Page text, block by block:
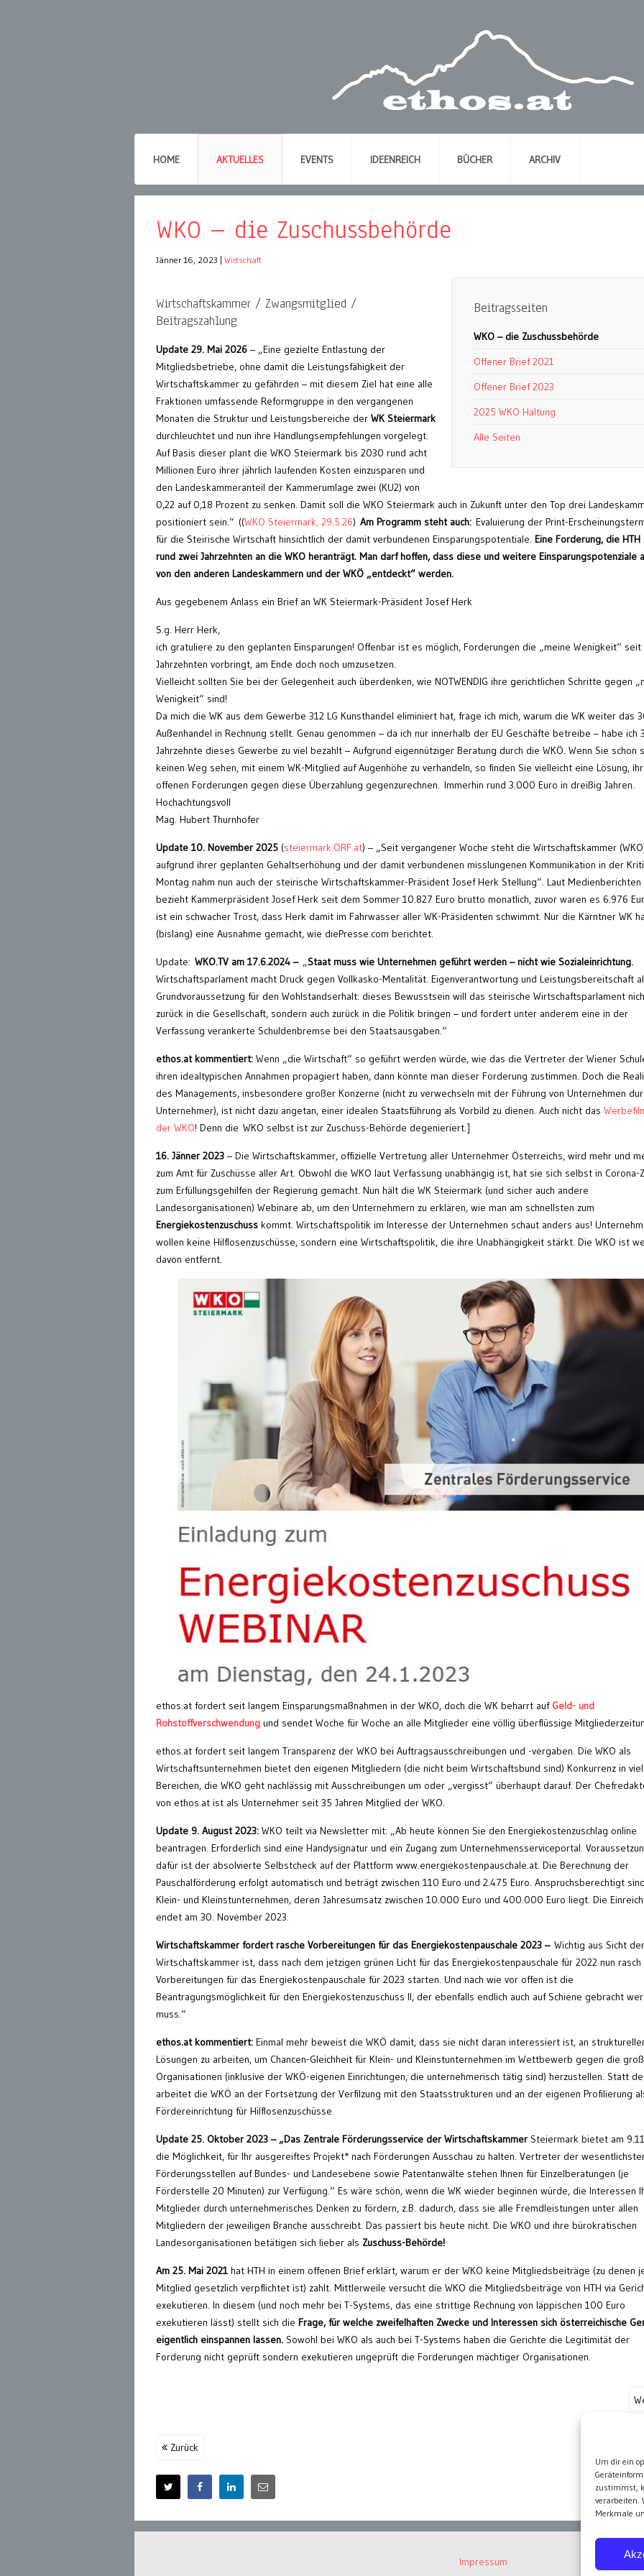
Um dir ein
zustimmst,
verarbeiten.
Merkmale
HOME AKTUELLES EVENTS IDEENREICH BÜCHER ARCHIV
WKO – die Zuschussbehörde
Jänner 16, 2023 Wirtschaft
Beitragsseiten
WKO – die Zuschussbehörde
Offener Brief 2021
Offener Brief 2023
2025 WKO Haltung
Alle Seiten
Wirtschaftskammer / Zwangsmitglied /
Beitragszahlung
Update 29. Mai 2026 – „Eine gezielte Entlastung der
Mitgliedsbetriebe, ohne damit die Leistungsfähigkeit der
Wirtschaftskammer zu gefährden – mit diesem Ziel hat eine alle
Fraktionen umfassende Reformgruppe in den vergangenen
Monaten die Struktur und Leistungsbereiche der WK Steiermark
durchleuchtet und nun ihre Handlungsempfehlungen vorgelegt.
Auf Basis dieser plant die WKO Steiermark bis 2030 rund acht
Millionen Euro ihrer jährlich laufenden Kosten einzusparen und
den Landeskammeranteil der Kammerumlage zwei (KU2) von
0,22 auf 0,18 Prozent zu senken. Damit soll die WKO Steiermark auch in Zukunft unter den Top drei
positioniert sein.“ ((WKO Steiermark, 29.5.26) Am Programm steht auch: Evaluierung der Print-
für die Steirische Wirtschaft hinsichtlich der damit verbundenen Einsparungspotentiale. Eine Forderung, die
rund zwei Jahrzehnten an die WKO heranträgt. Man darf hoffen, dass diese und weitere Einsparungspotenziale
von den anderen Landeskammern und der WKÖ „entdeckt“ werden.
Aus gegebenem Anlass ein Brief an WK Steiermark-Präsident Josef Herk
S.g. Herr Herk,
ich gratuliere zu den geplanten Einsparungen! Offenbar ist es möglich, Forderungen die „meine Wenigkeit“ seit
Jahrzehnten vorbringt, am Ende doch noch umzusetzen.
Vielleicht sollten Sie bei der Gelegenheit auch überdenken, wie NOTWENDIG ihre gerichtlichen Schritte gegen
Wenigkeit“ sind!
Da mich die WK aus dem Gewerbe 312 LG Kunsthandel eliminiert hat, frage ich mich, warum die WK weiter das
Außenhandel in Rechnung stellt. Genau genommen – da ich nur innerhalb der EU Geschäfte betreibe – habe ich 3
Jahrzehnte dieses Gewerbe zu viel bezahlt – Aufgrund eigennütziger Beratung durch die WKÖ. Wenn Sie schon
keinen Weg sehen, mit einem WK-Mitglied auf Augenhöhe zu verhandeln, so finden Sie vielleicht eine Lösung,
offenen Forderungen gegen diese Überzahlung gegenzurechnen. Immerhin rund 3.000 Euro in dreißig Jahren.
Hochachtungsvoll
Mag. Hubert Thurnhofer
Update 10. November 2025 (steiermark.ORF.at) – „Seit vergangener Woche steht die Wirtschaftskammer
aufgrund ihrer geplanten Gehaltserhöhung und der damit verbundenen misslungenen Kommunikation in der
Montag nahm nun auch der steirische Wirtschaftskammer-Präsident Josef Herk Stellung“. Laut Medienberichten
bezieht Kammerpräsident Josef Herk seit dem Sommer 10.827 Euro brutto monatlich, zuvor waren es 6.976
ist ein schwacher Trost, dass Herk damit im Fahrwasser aller WK-Präsidenten schwimmt. Nur die Kärntner WK
(bislang) eine Ausnahme gemacht, wie diePresse.com berichtet.
Update: WKO.TV am 17.6.2024 – „Staat muss wie Unternehmen geführt werden – nicht wie Sozialeinrichtung.
Wirtschaftsparlament macht Druck gegen Vollkasko-Mentalität. Eigenverantwortung und Leistungsbereitschaft
Grundvoraussetzung für den Wohlstandserhalt: dieses Bewusstsein will das steirische Wirtschaftsparlament
zurück in die Gesellschaft, sondern auch zurück in die Politik bringen – und fordert unter anderem eine in der
Verfassung verankerte Schuldenbremse bei den Staatsausgaben.“
ethos.at kommentiert: Wenn „die Wirtschaft“ so geführt werden würde, wie das die Vertreter der Wiener
ihren idealtypischen Annahmen propagiert haben, dann könnte man dieser Forderung zustimmen. Doch die
des Managements, insbesondere großer Konzerne (nicht zu verwechseln mit der Führung von Unternehmen
Unternehmer), ist nicht dazu angetan, einer idealen Staatsführung als Vorbild zu dienen. Auch nicht das
der WKO! Denn die WKO selbst ist zur Zuschuss-Behörde degenieriert.]
16. Jänner 2023 – Die Wirtschaftskammer, offizielle Vertretung aller Unternehmer Österreichs, wird mehr und
zum Amt für Zuschüsse aller Art. Obwohl die WKO laut Verfassung unabhängig ist, hat sie sich selbst in Corona-
zum Erfüllungsgehilfen der Regierung gemacht. Nun hält die WK Steiermark (und sicher auch andere
Landesorganisationen) Webinare ab, um den Unternehmern zu erklären, wie man am schnellsten zum
Energiekostenzuschuss kommt. Wirtschaftspolitik im Interesse der Unternehmen schaut anders aus!
wollen keine Hilflosenzuschüsse, sondern eine Wirtschaftspolitik, die ihre Unabhängigkeit stärkt. Die WKO ist
davon entfernt.
ethos.at fordert seit langem Einsparungsmaßnahmen in der WKO, doch die WK beharrt aufGeld- und
Rohstoffverschwendung und sendet Woche für Woche an alle Mitglieder eine völlig überflüssige
ethos.at fordert seit langem Transparenz der WKO bei Auftragsausschreibungen und -vergaben. Die WKO als
Wirtschaftsunternehmen bietet den eigenen Mitgliedern (die nicht beim Wirtschaftsbund sind) Konkurrenz in
Bereichen, die WKO geht nachlässig mit Ausschreibungen um oder „vergisst“ überhaupt darauf. Der
von ethos.at ist als Unternehmer seit 35 Jahren Mitglied der WKO.
Update 9. August 2023: WKO teilt via Newsletter mit: „Ab heute können Sie den Energiekostenzuschlag online
beantragen. Erforderlich sind eine Handysignatur und ein Zugang zum Unternehmensserviceportal.
dafür ist der absolvierte Selbstcheck auf der Plattform www.energiekostenpauschale.at. Die Berechnung der
Pauschalförderung erfolgt automatisch und beträgt zwischen 110 Euro und 2.475 Euro. Anspruchsberechtigt sind
Klein- und Kleinstunternehmen, deren Jahresumsatz zwischen 10.000 Euro und 400.000 Euro liegt. Die
endet am 30. November 2023.
Wirtschaftskammer fordert rasche Vorbereitungen für das Energiekostenpauschale 2023 – Wichtig aus Sicht der
Wirtschaftskammer ist, dass nach dem jetzigen grünen Licht für das Energiekostenpauschale für 2022 nun rasch
Vorbereitungen für das Energiekostenpauschale für 2023 starten. Und nach wie vor offen ist die
Beantragungsmöglichkeit für den Energiekostenzuschuss II, der ebenfalls endlich auch auf Schiene gebracht
muss.“
ethos.at kommentiert: Einmal mehr beweist die WKÖ damit, dass sie nicht daran interessiert ist, an
Lösungen zu arbeiten, um Chancen-Gleichheit für Klein- und Kleinstunternehmen im Wettbewerb gegen die
Organisationen (inklusive der WKÖ-eigenen Einrichtungen, die unternehmerisch tätig sind) herzustellen. Statt
arbeitet die WKÖ an der Fortsetzung der Verfilzung mit den Staatsstrukturen und an der eigenen Profilierung
Fördereinrichtung für Hilflosenzuschüsse.
Update 25. Oktober 2023 – „Das Zentrale Förderungsservice der Wirtschaftskammer Steiermark bietet am
die Möglichkeit, für Ihr ausgereiftes Projekt* nach Förderungen Ausschau zu halten. Vertreter der
Förderungsstellen auf Bundes- und Landesebene sowie Patentanwälte stehen Ihnen für Einzelberatungen (je
Förderstelle 20 Minuten) zur Verfügung.“ Es wäre schön, wenn die WK wieder beginnen würde, die Interessen
Mitglieder durch unternehmerisches Denken zu fördern, z.B. dadurch, dass sie alle Fremdleistungen unter allen
Mitgliedern der jeweiligen Branche ausschreibt. Das passiert bis heute nicht. Die WKO und ihre bürokratischen
Landesorganisationen betätigen sich lieber als Zuschuss-Behörde!
Am 25. Mai 2021 hat HTH in einem offenen Brief erklärt, warum er der WKO keine Mitgliedsbeiträge (zu denen
Mitglied gesetzlich verpflichtet ist) zahlt. Mittlerweile versucht die WKO die Mitgliedsbeiträge von HTH via
exekutieren. In diesem (und noch mehr bei T-Systems, das eine strittige Rechnung von läppischen 100 Euro
exekutieren lässt) stellt sich die Frage, für welche zweifelhaften Zwecke und Interessen sich österreichische
eigentlich einspannen lassen. Sowohl bei WKO als auch bei T-Systems haben die Gerichte die Legitimität der
Forderung nicht geprüft sondern exekutieren ungeprüft die Forderungen mächtiger Organisationen.
Zurück
Impressum